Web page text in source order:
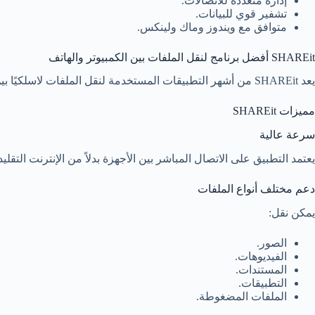
تشفير قوي للبيانات.
متوافق مع ويندوز وماك ولينكس.
SHAREit أفضل برنامج لنقل الملفات بين الكمبيوتر والهاتف
يعد SHAREit من أشهر التطبيقات المستخدمة لنقل الملفات لاسلكيًا بين الأجهزة المختلفة.
مميزات SHAREit
سرعة عالية
يعتمد التطبيق على الاتصال المباشر بين الأجهزة بدلاً من الإنترنت
دعم مختلف أنواع الملفات
يمكن نقل:
الصور.
الفيديوهات.
المستندات.
التطبيقات.
الملفات المضغوطة.